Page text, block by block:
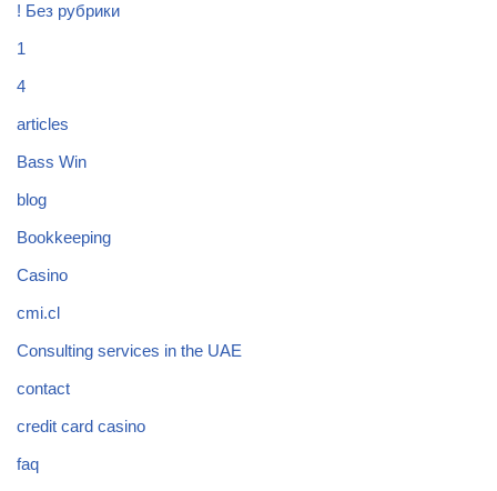
! Без рубрики
1
4
articles
Bass Win
blog
Bookkeeping
Casino
cmi.cl
Consulting services in the UAE
contact
credit card casino
faq